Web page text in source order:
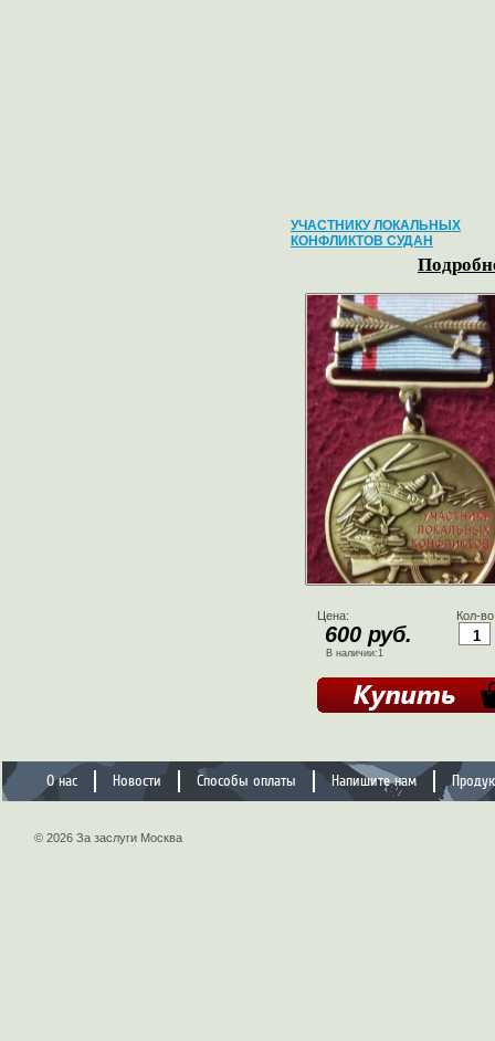
УЧАСТНИКУ ЛОКАЛЬНЫХ
КОНФЛИКТОВ СУДАН
Цена:
600 руб.
В наличии:1
Кол-
О нас Новости Способы оплаты Напишите нам
© 2026 За заслуги Москва